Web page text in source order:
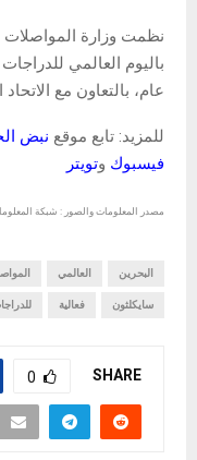
عام، بالتعاون مع
للمزيد: تابع موقع نبض
فيسبوك وتويتر
مصدر المعلومات والصور : شبكة
البحرين العالمي
سايكلثون فعالية
SHARE
0